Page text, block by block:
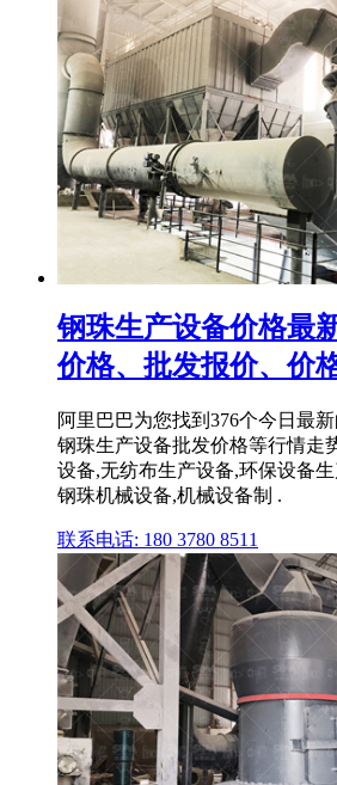
钢珠生产设备价格最
价格、批发报价、价
阿里巴巴为您找到376个今日最
钢珠生产设备批发价格等行情走
设备,无纺布生产设备,环保设备
钢珠机械设备,机械设备制 .
联系电话: 180 3780 8511